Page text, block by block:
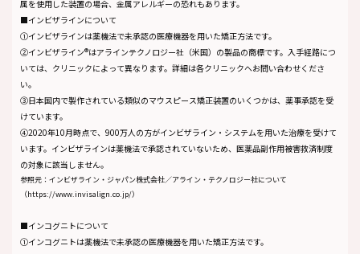
属を使用した装置の場合、金属アレルギーの恐れもあります。
■インビザラインについて
①インビザラインは薬機法で未承認の医療機器を用いた矯正方法です。
②インビザライン®はアラインテクノロジー社（米国）の製品の商標です。入手経路につ
いては、クリニックによって異なります。詳細は各クリニックへお問い合わせくださ
い。
③日本国内で製作されている類似のマウスピース矯正装置のいくつかは、薬事承認を受
けています。
④2020年10月時点で、900万人の方がインビザライン・システムを用いた治療を受けて
います。インビザラインは薬機法で承認されていないため、医薬品副作用被害救済制度
の対象に該当しません。
参照元：インビザライン・ジャパン株式会社／アライン・テクノロジー社について
（https://www.invisalign.co.jp/）
■インコグニトについて
①インコグニトは薬機法で未承認の医療機器を用いた矯正方法です。